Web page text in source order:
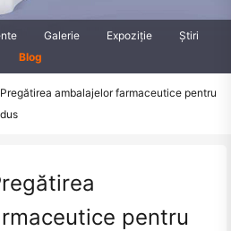
Galerie Expoziţie
Știri
Blog
ambalajelor farmaceutice pentru
pentru